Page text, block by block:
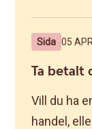
Sida 05
Ta betalt
Vill du ha
handel,